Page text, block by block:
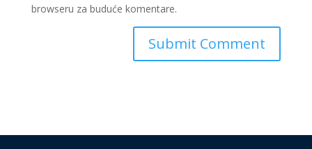
browseru za buduće komentare.